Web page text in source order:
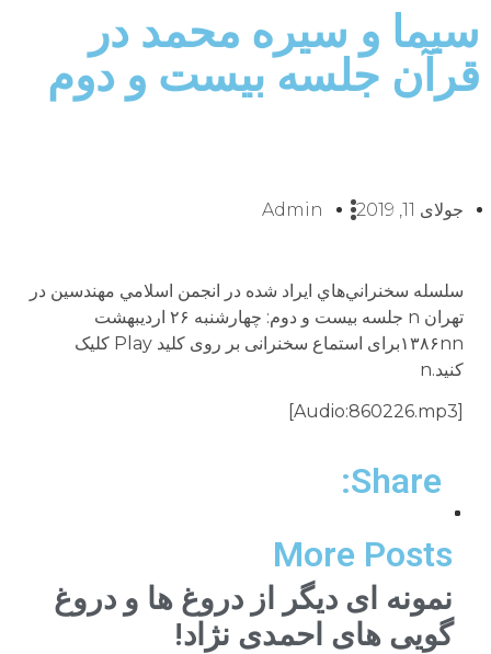
سيما و سيره محمد در
قرآن جلسه بيست و دوم
جولای 11, 2019 Admin
سلسله سخنراني‌هاي ايراد شده در انجمن اسلامي مهندسين در
تهران n جلسه بيست و دوم: چهارشنبه ۲۶ ارديبهشت
۱۳۸۶nnبراى استماع سخنرانى بر روى کلید Play کلیک
کنید.n
[Audio:860226.mp3]
Share:
More Posts
نمونه ای دیگر از دروغ ها و دروغ
گویی های احمدی نژاد!